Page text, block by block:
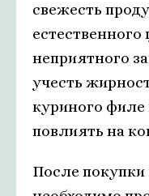
свежесть
естественного
неприятного
учесть
куриного
повлиять на
После покупки